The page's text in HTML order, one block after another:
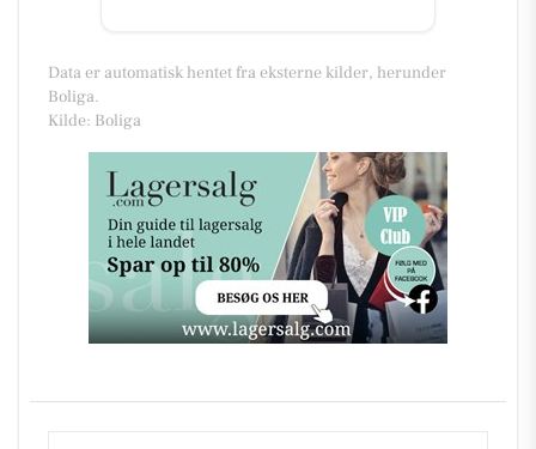
Data er automatisk hentet fra eksterne kilder, herunder
Boliga.
Kilde: Boliga